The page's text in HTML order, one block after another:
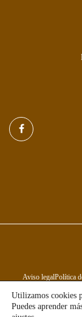
Aviso legalPolítica
Utilizamos cookies
Puedes aprender